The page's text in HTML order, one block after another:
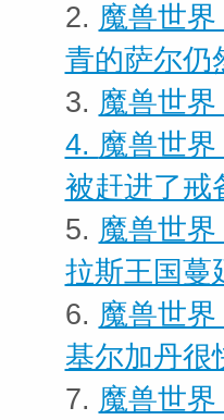
2. 魔兽世
青的萨尔仍
3. 魔兽世
4. 魔兽世
被赶进了戒
5. 魔兽世
拉斯王国蔓
6. 魔兽世
基尔加丹很
7. 魔兽世